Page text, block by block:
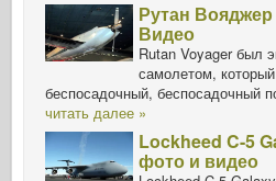
Рутан
Видео
Rutan Voyager был
самолетом,
беспосадочный, беспосадочный
читать далее »
Lockheed C-5
фото и видео